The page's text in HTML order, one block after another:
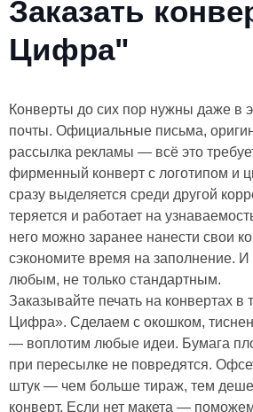
Заказать
Цифра"
Конверты до сих пор нужны даже в
почты. Официальные письма,
рассылка рекламы — всё это
фирменный конверт с логотипом и
сразу выделяется среди другой
теряется и работает на
него можно заранее нанести свои
сэкономите время на заполнение.
любым, не только стандартным.
Заказывайте печать на конвертах в
Цифра». Сделаем с окошком,
— воплотим любые идеи. Бумага
при пересылке не повредятся.
штук — чем больше тираж, тем
конверт. Если нет макета —